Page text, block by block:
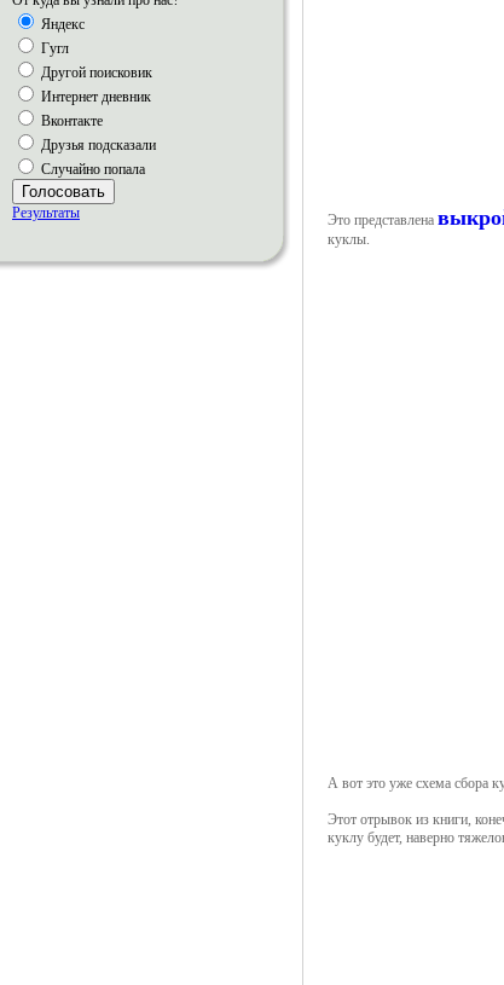
Яндекс
Гугл
Другой поисковик
Интернет дневник
Вконтакте
Друзья подсказали
Случайно попала
Голосовать
Результаты Это представлена
куклы.
А вот это уже схема сбора
Этот отрывок из книги,
куклу будет, наверно